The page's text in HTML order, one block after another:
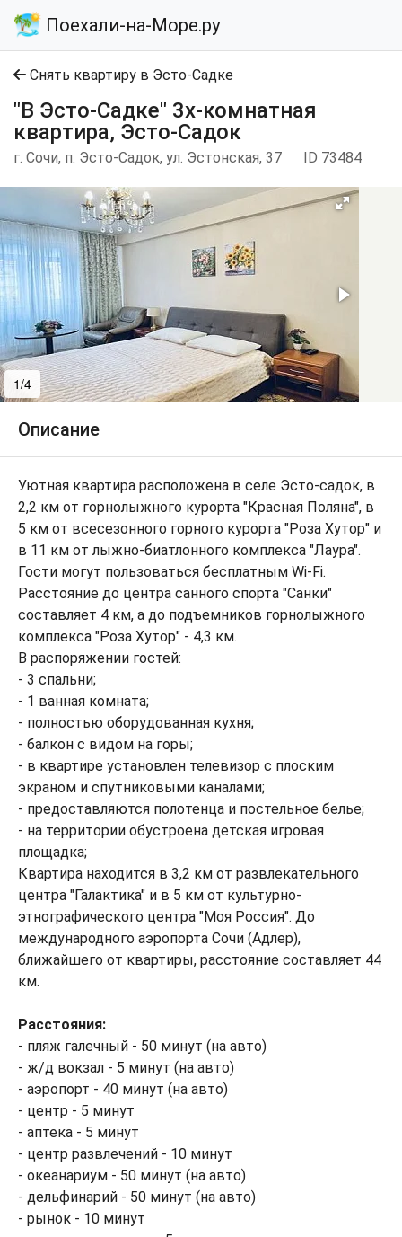
Поехали-на-Море.ру
Снять квартиру в Эсто-Садке
"В Эсто-Садке" 3х-комнатная
квартира, Эсто-Садок
г. Сочи, п. Эсто-Садок, ул. Эстонская, 37 ID 73484
1/4
Описание
Уютная квартира расположена в селе Эсто-садок, в
2,2 км от горнолыжного курорта "Красная Поляна", в
5 км от всесезонного горного курорта "Роза Хутор" и
в 11 км от лыжно-биатлонного комплекса "Лаура".
Гости могут пользоваться бесплатным Wi-Fi.
Расстояние до центра санного спорта "Санки"
составляет 4 км, а до подъемников горнолыжного
комплекса "Роза Хутор" - 4,3 км.
В распоряжении гостей:
- 3 спальни;
- 1 ванная комната;
- полностью оборудованная кухня;
- балкон с видом на горы;
- в квартире установлен телевизор с плоским
экраном и спутниковыми каналами;
- предоставляются полотенца и постельное белье;
- на территории обустроена детская игровая
площадка;
Квартира находится в 3,2 км от развлекательного
центра "Галактика" и в 5 км от культурно-
этнографического центра "Моя Россия". До
международного аэропорта Сочи (Адлер),
ближайшего от квартиры, расстояние составляет 44
км.
Расстояния:
- пляж галечный - 50 минут (на авто)
- ж/д вокзал - 5 минут (на авто)
- аэропорт - 40 минут (на авто)
- центр - 5 минут
- аптека - 5 минут
- центр развлечений - 10 минут
- океанариум - 50 минут (на авто)
- дельфинарий - 50 минут (на авто)
- рынок - 10 минут